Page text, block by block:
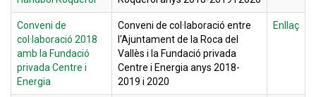
Conveni de
col·laboració 2018
amb la Fundació
privada Centre i
Energia
Conveni de col·laboració entre
l'Ajuntament de la Roca del
Vallès i la Fundació privada
Centre i Energia anys 2018-
2019 i 2020
Enllaç